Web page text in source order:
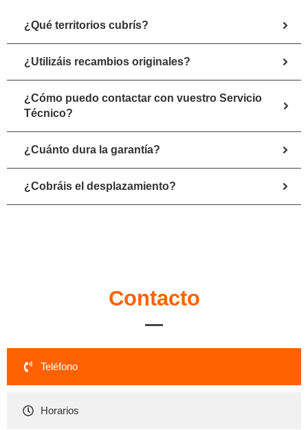
¿Qué territorios cubrís?
¿Utilizáis recambios originales?
¿Cómo puedo contactar con vuestro Servicio
Técnico?
¿Cuánto dura la garantía?
¿Cobráis el desplazamiento?
Contacto
Teléfono
Horarios